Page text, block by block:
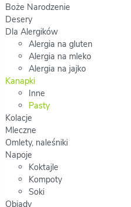
Boże Narodzenie
Desery
Dla Alergików
Alergia na gluten
Alergia na mleko
Alergia na jajko
Kanapki
Inne
Pasty
Kolacje
Mleczne
Omlety, naleśniki
Napoje
Koktajle
Kompoty
Soki
Obiady